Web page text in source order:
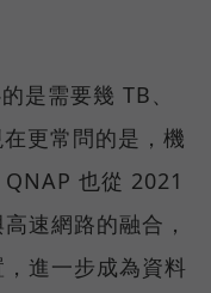
是需要幾 TB、
更常問的是，機
也從 2021
速網路的融合，
進一步成為資料